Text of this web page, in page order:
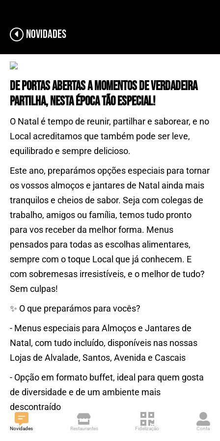
Novidades
De portas abertas a momentos de verdadeira
partilha, nesta época tão especial!
O Natal é tempo de reunir, partilhar e saborear, e no
Local acreditamos que também pode ser leve,
equilibrado e sempre delicioso.
Este ano, preparámos opções especiais para tornar
os vossos almoços e jantares de Natal ainda mais
tranquilos e cheios de sabor. Seja com colegas de
trabalho, amigos ou família, temos tudo pronto
para vos receber da melhor forma. Menus
pensados para todas as escolhas alimentares,
sempre com o toque Local que já conhecem. E
com sobremesas irresistíveis, e o melhor de tudo?
Sem culpas!
✨ O que preparámos para vocês?
- Menus especiais para Almoços e Jantares de
Natal, com tudo incluído, disponíveis nas nossas
Lojas de Alvalade, Santos, Avenida e Cascais
- Opção em formato buffet, ideal para quem gosta
de diversidade e de um ambiente mais
descontraído
- Para Jantares de grandes grupos (mín. 20
Novidades Restaurantes Fidelização Conta